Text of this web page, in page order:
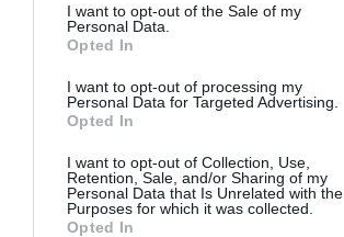
I want to opt-out of the Sale of my
Personal Data.
Opted In
I want to opt-out of processing my
Personal Data for Targeted Advertising.
Opted In
I want to opt-out of Collection, Use,
Retention, Sale, and/or Sharing of my
Personal Data that Is Unrelated with the
Purposes for which it was collected.
Opted In